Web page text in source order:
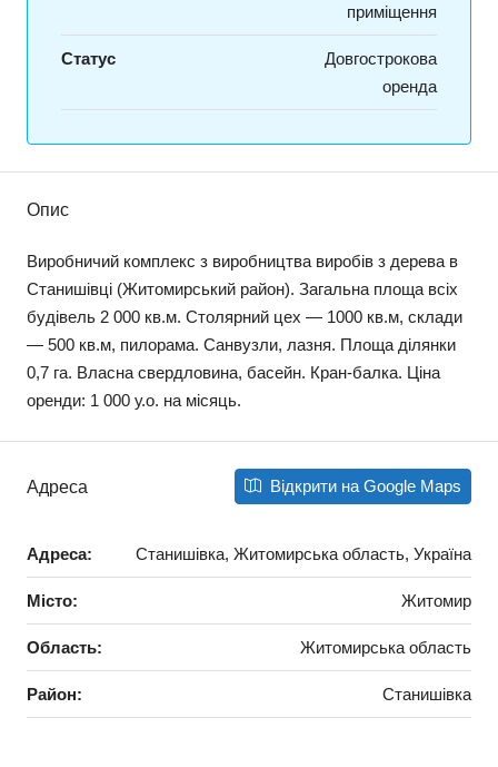
приміщення
Статус
Довгострокова
оренда
Опис
Виробничий комплекс з виробництва виробів з дерева в
Станишівці (Житомирський район). Загальна площа всіх
будівель 2 000 кв.м. Столярний цех — 1000 кв.м, склади
— 500 кв.м, пилорама. Санвузли, лазня. Площа ділянки
0,7 га. Власна свердловина, басейн. Кран-балка. Ціна
оренди: 1 000 у.о. на місяць.
Адреса Відкрити на Google Maps
Адреса: Станишівка, Житомирська область, Україна
Місто: Житомир
Область: Житомирська область
Район: Станишівка